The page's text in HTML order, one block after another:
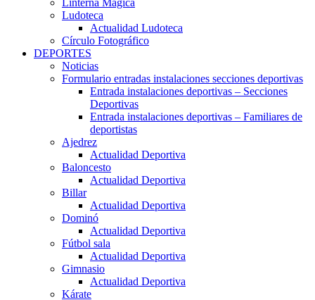
Linterna Mágica
Ludoteca
Actualidad Ludoteca
Círculo Fotográfico
DEPORTES
Noticias
Formulario entradas instalaciones secciones deportivas
Entrada instalaciones deportivas – Secciones
Deportivas
Entrada instalaciones deportivas – Familiares de
deportistas
Ajedrez
Actualidad Deportiva
Baloncesto
Actualidad Deportiva
Billar
Actualidad Deportiva
Dominó
Actualidad Deportiva
Fútbol sala
Actualidad Deportiva
Gimnasio
Actualidad Deportiva
Kárate